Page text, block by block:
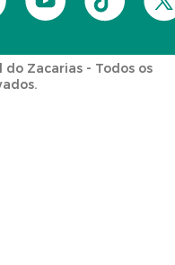
Zacarias - Todos os